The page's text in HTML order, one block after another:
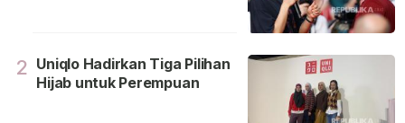
2 Uniqlo Hadirkan Tiga Pilihan
Hijab untuk Perempuan